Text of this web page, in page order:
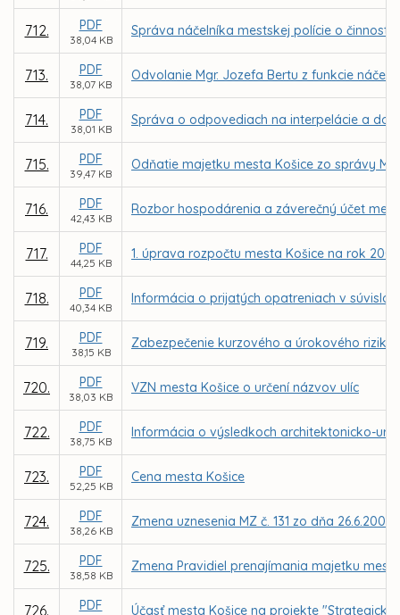
712. PDF
38,04 KB
Správa náčelníka mestskej polície o činnosti
713. PDF
38,07 KB
Odvolanie Mgr. Jozefa Bertu z funkcie
714. PDF
38,01 KB
Správa o odpovediach na interpelácie a
715. PDF
39,47 KB
Odňatie majetku mesta Košice zo správy
716. PDF
42,43 KB
Rozbor hospodárenia a záverečný účet
717. PDF
44,25 KB
1. úprava rozpočtu mesta Košice na rok 2005
718. PDF
40,34 KB
Informácia o prijatých opatreniach v
719. PDF
38,15 KB
Zabezpečenie kurzového a úrokového rizika
720. PDF
38,03 KB
VZN mesta Košice o určení názvov ulíc
722. PDF
38,75 KB
Informácia o výsledkoch architektonicko-
723. PDF
52,25 KB
Cena mesta Košice
724. PDF
38,26 KB
Zmena uznesenia MZ č. 131 zo dňa 26.6.2003
725. PDF
38,58 KB
Zmena Pravidiel prenajímania majetku
726. PDF Účasť mesta Košice na projekte